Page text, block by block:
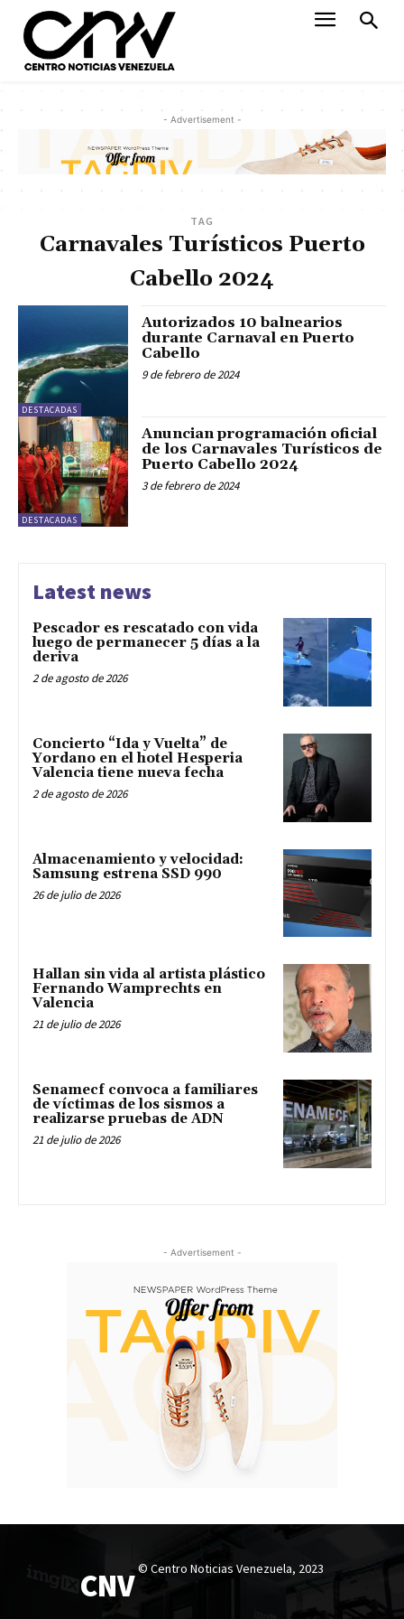
- Advertisement -
TAG
Carnavales Turísticos Puerto
Cabello 2024
DESTACADAS
Autorizados 10 balnearios
durante Carnaval en Puerto
Cabello
9 de febrero de 2024
DESTACADAS
Anuncian programación oficial
de los Carnavales Turísticos de
Puerto Cabello 2024
3 de febrero de 2024
Latest news
Pescador es rescatado con vida
luego de permanecer 5 días a la
deriva
2 de agosto de 2026
Concierto “Ida y Vuelta” de
Yordano en el hotel Hesperia
Valencia tiene nueva fecha
2 de agosto de 2026
Almacenamiento y velocidad:
Samsung estrena SSD 990
26 de julio de 2026
Hallan sin vida al artista plástico
Fernando Wamprechts en
Valencia
21 de julio de 2026
Senamecf convoca a familiares
de víctimas de los sismos a
realizarse pruebas de ADN
21 de julio de 2026
- Advertisement -
CNV © Centro Noticias Venezuela, 2023